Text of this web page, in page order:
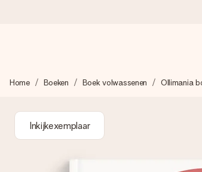
We maken jouw cadeau met zorg en zorgen
4,8 (gebaseerd op +8.000 reviews)
Home Boeken Boek volwassenen Ollimania
Inkijkexemplaar